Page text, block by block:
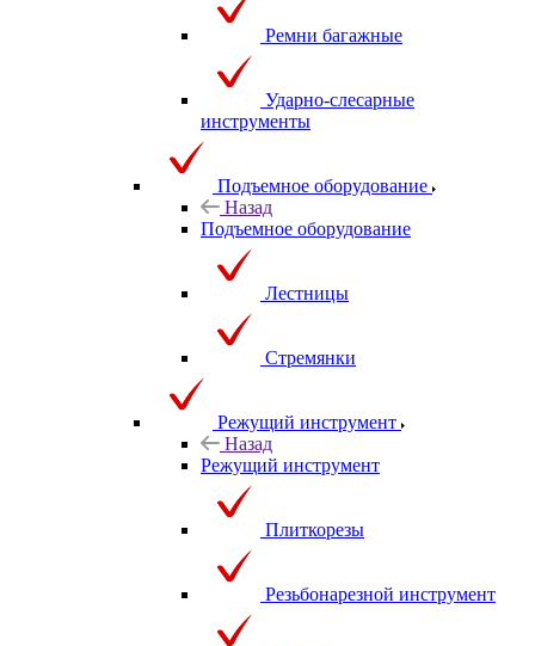
Ремни багажные
Ударно-слесарные
инструменты
Подъемное оборудование
Назад
Подъемное оборудование
Лестницы
Стремянки
Режущий инструмент
Назад
Режущий инструмент
Плиткорезы
Резьбонарезной инструмент